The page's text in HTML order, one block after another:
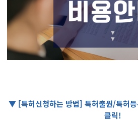
▼ [특허신청하는 방법] 특허출원/특허
클릭!